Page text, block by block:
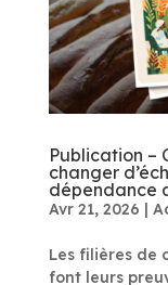
Publication –
changer
dépendance
Avr 21, 2026 |
Les filières de
font leurs